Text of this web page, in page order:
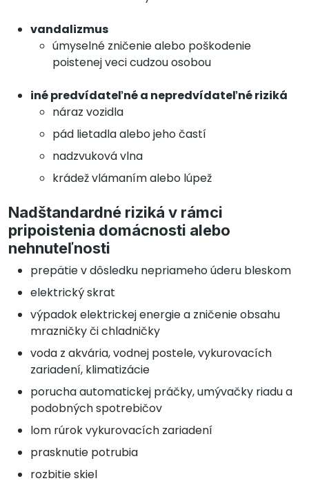
vandalizmus
úmyselné zničenie alebo poškodenie
poistenej veci cudzou osobou
iné predvídateľné a nepredvídateľné riziká
náraz vozidla
pád lietadla alebo jeho častí
nadzvuková vlna
krádež vlámaním alebo lúpež
Nadštandardné riziká v rámci
pripoistenia domácnosti alebo
nehnuteľnosti
prepätie v dôsledku nepriameho úderu bleskom
elektrický skrat
výpadok elektrickej energie a zničenie obsahu
mrazničky či chladničky
voda z akvária, vodnej postele, vykurovacích
zariadení, klimatizácie
porucha automatickej práčky, umývačky riadu a
podobných spotrebičov
lom rúrok vykurovacích zariadení
prasknutie potrubia
rozbitie skiel